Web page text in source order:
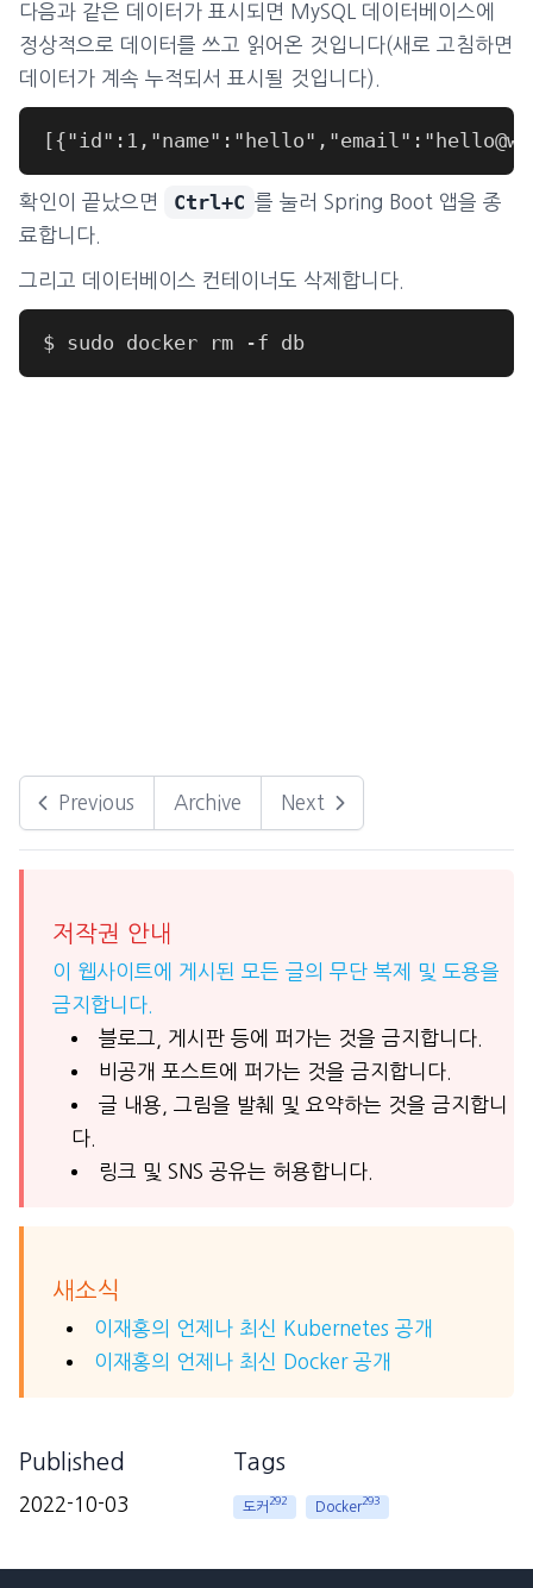
다음과 같은 데이터가 표시되면 MySQL 데이터베이스에
정상적으로 데이터를 쓰고 읽어온 것입니다(새로 고침하면
데이터가 계속 누적되서 표시될 것입니다).
확인이 끝났으면 Ctrl+C 를 눌러 Spring Boot 앱을 종
료합니다.
그리고 데이터베이스 컨테이너도 삭제합니다.
Previous Archive Next
저작권 안내
이 웹사이트에 게시된 모든 글의 무단 복제 및 도용을
금지합니다.
블로그, 게시판 등에 퍼가는 것을 금지합니다.
비공개 포스트에 퍼가는 것을 금지합니다.
글 내용, 그림을 발췌 및 요약하는 것을 금지합니
다.
링크 및 SNS 공유는 허용합니다.
새소식
이재홍의 언제나 최신 Kubernetes 공개
이재홍의 언제나 최신 Docker 공개
Published
2022-10-03
Tags
도커 292 Docker293